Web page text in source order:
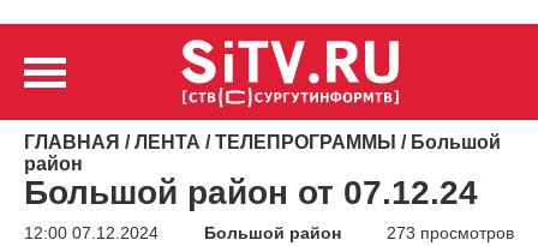
ГЛАВНАЯ /ЛЕНТА /ТЕЛЕПРОГРАММЫ / Большой
район
Большой район от 07.12.24
12:00 07.12.2024 Большой район 273 просмотров